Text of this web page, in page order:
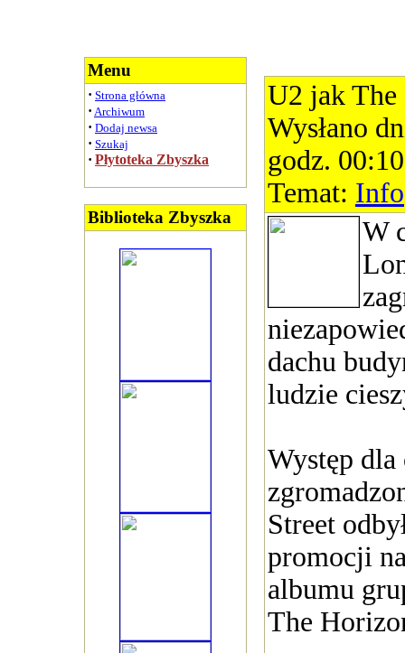
Menu
· Strona główna
· Archiwum
· Dodaj newsa
· Szukaj
· Płytoteka Zbyszka
Biblioteka Zbyszka
U2 jak The
Wysłano
godz.
Temat: Info
W
dachu
ludzie
Występ dla
Street
promocji
albumu
The